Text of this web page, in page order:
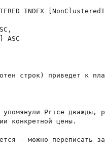
INDEX
ASC
строк) приведет к
Price дважды,
конкретной цены.
- можно переписать